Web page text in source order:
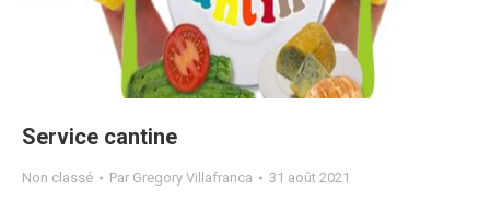
Service cantine
Non classé Par Gregory Villafranca 31 août 2021